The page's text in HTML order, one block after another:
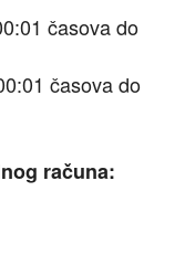
časova do
časova do
računa: